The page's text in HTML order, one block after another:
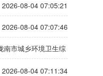
2026-08-04 07:05:21
2026-08-04 07:07:46
南市城乡环境卫生综
2026-08-04 07:11:34